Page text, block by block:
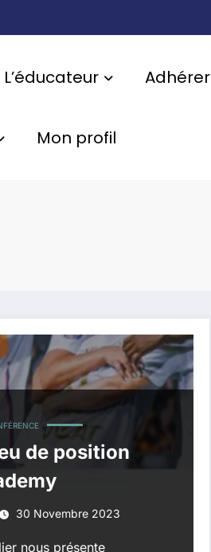
L’éducateur Adhérer
Mon profil
de position
30 Novembre 2023
nous présente